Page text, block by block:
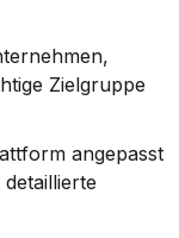
Zielgruppe
angepasst